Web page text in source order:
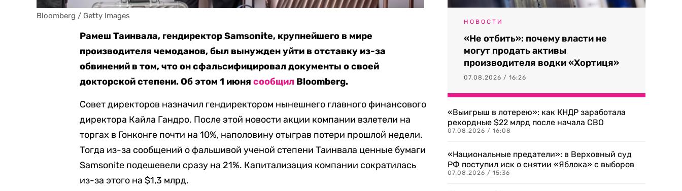
Bloomberg / Getty Images
Рамеш Таинвала, гендиректор Samsonite, крупнейшего в мире
производителя чемоданов, был вынужден уйти в отставку из-за
обвинений в том, что он сфальсифицировал документы о своей
докторской степени. Об этом 1 июнясообщил Bloomberg.
Совет директоров назначил гендиректором нынешнего главного финансового
директора Кайла Гандро. После этой новости акции компании взлетели на
торгах в Гонконге почти на 10%, наполовину отыграв потери прошлой недели.
Тогда из-за сообщений о фальшивой ученой степени Таинвала ценные бумаги
Samsonite подешевели сразу на 21%. Капитализация компании сократилась
из-за этого на $1,3 млрд.
НОВОСТИ
«Не отбить»: почему власти не
могут продать активы
производителя водки «Хортиця»
07.08.2026 / 16:26
«Выигрыш в лотерею»: как КНДР заработала
рекордные $22 млрд после начала СВО
07.08.2026 / 16:08
«Национальные предатели»: в Верховный суд
РФ поступил иск о снятии «Яблока» с выборов
07.08.2026 / 15:36